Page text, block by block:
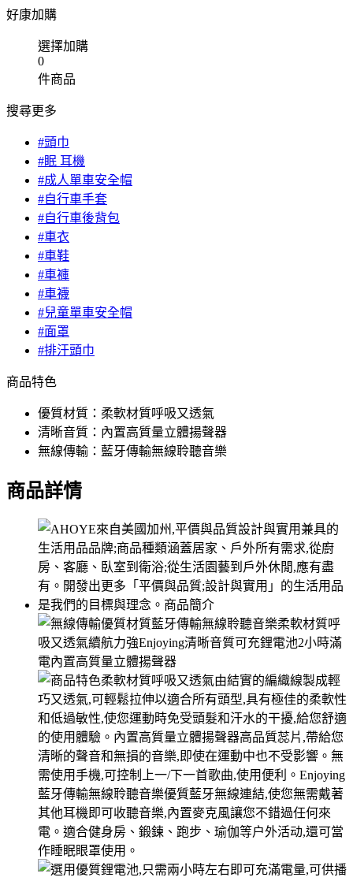
好康加購
選擇加購
0
件商品
搜尋更多
#頭巾
#眠 耳機
#成人單車安全帽
#自行車手套
#自行車後背包
#車衣
#車鞋
#車褲
#車襪
#兒童單車安全帽
#面罩
#排汗頭巾
商品特色
優質材質：柔軟材質呼吸又透氣
清晰音質：內置高質量立體揚聲器
無線傳輸：藍牙傳輸無線聆聽音樂
商品詳情